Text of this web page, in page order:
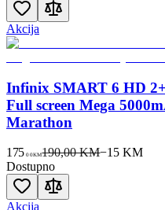
Akcija
Infinix SMART 6 HD
Full screen Mega
Marathon
175 00KM190,00 KM−15 KM
Dostupno
Akcija